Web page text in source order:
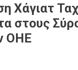
Χάγιατ
στους
ΟΗΕ